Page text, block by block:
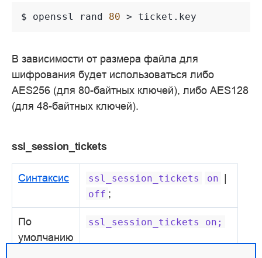
$ openssl rand 80 >
В зависимости от размера файла для
шифрования будет использоваться либо
AES256 (для 80-байтных ключей), либо AES128
(для 48-байтных ключей).
ssl_session_tickets
Синтаксис ssl_session_tickets on |
off ;
По
умолчанию
ssl_session_tickets on;